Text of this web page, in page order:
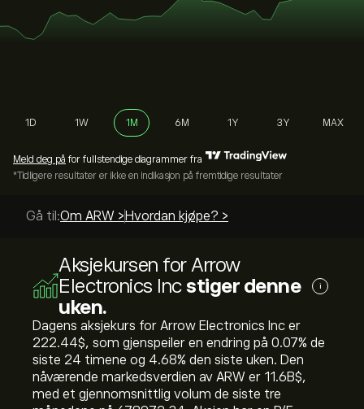
1D 1W 1M 6M 1Y 3Y MAX
Meld deg på for fullstendige diagrammer fra
*Tidligere resultater er ikke en indikasjon på fremtidige resultater
Gå til:Om ARW > Hvordan kjøpe? >
Aksjekursen for Arrow
Electronics Incstiger denne
uken.
i
Dagens aksjekurs for Arrow Electronics Inc er
222.44‎$‎, som gjenspeiler en endring på ‎0.07‎% de
siste 24 timene og ‎4.68‎% den siste uken. Den
nåværende markedsverdien av ARW er 11.6B‎$‎,
med et gjennomsnittlig volum de siste tre